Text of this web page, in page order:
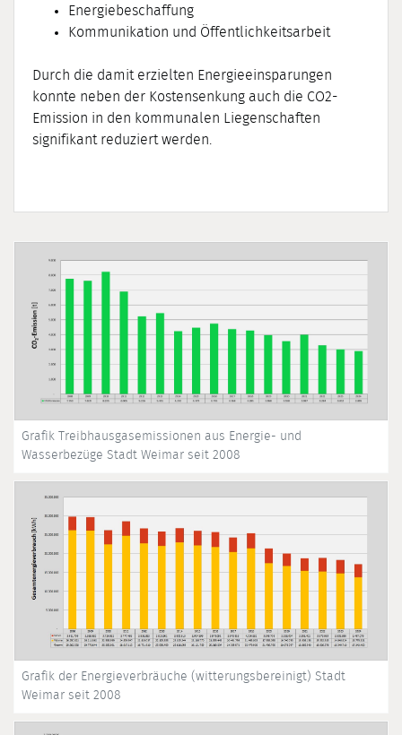
Energiebeschaffung
Kommunikation und Öffentlichkeitsarbeit
Durch die damit erzielten Energieeinsparungen
konnte neben der Kostensenkung auch die CO2-
Emission in den kommunalen Liegenschaften
signifikant reduziert werden.
Grafik Treibhausgasemissionen aus Energie- und
Wasserbezüge Stadt Weimar seit 2008
Grafik der Energieverbräuche (witterungsbereinigt) Stadt
Weimar seit 2008